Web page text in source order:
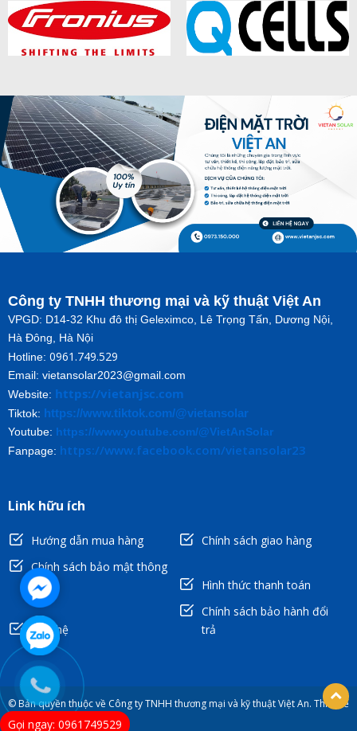
Công ty TNHH thương mại và kỹ thuật Việt An
VPGD: D14-32 Khu đô thị Geleximco, Lê Trọng Tấn, Dương Nội,
Hà Đông, Hà Nội
Hotline: 0961.749.529
Email: vietansolar2023@gmail.com
Website: https://vietanjsc.com
Tiktok: https://www.tiktok.com/@vietansolar
Youtube: https://www.youtube.com/@VietAnSolar
Fanpage: https://www.facebook.com/vietansolar23
Link hữu ích
Hướng dẫn mua hàng
Chính sách giao hàng
Chính sách bảo mật thông
tin
Hình thức thanh toán
Liên hệ
Chính sách bảo hành đổi
trả
© Bản quyền thuộc về Công ty TNHH thương mại và kỹ thuật Việt An. Thiết kế
bởi hpsoft.vn
Gọi ngay: 0961749529